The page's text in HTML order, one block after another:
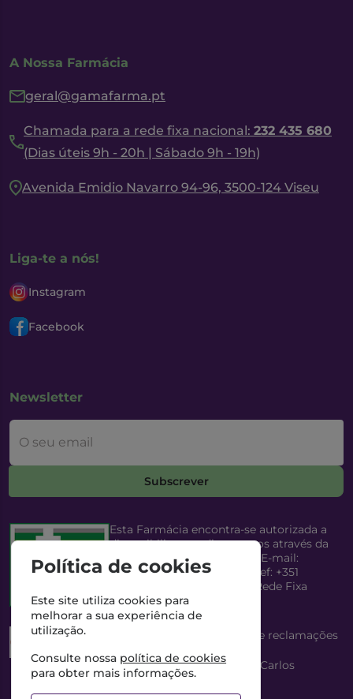
A Nossa Farmácia
geral@gamafarma.pt
Chamada para a rede fixa nacional: 232 435 680
(Dias úteis 9h - 20h | Sábado 9h - 19h)
Avenida Emidio Navarro 94-96, 3500-124 Viseu
Liga-te a nós!
Instagram
Facebook
Newsletter
O seu email
Subscrever
Esta Farmácia encontra-se autorizada a
disponibilizar medicamentos através da
Internet, pelo Infarmed, I.P. E-mail:
infarmed@infarmed.pt
| Telef: +351
217987100 (Chamada para Rede Fixa
Nacional)
Esta Farmácia dispõe de livro de reclamações
Director Técnico e Proprietário: António Carlos
Saraiva Cabral Costa
Política de cookies
Este site utiliza cookies para
melhorar a sua experiência de
utilização.
Consulte nossa política de cookies
para obter mais informações.